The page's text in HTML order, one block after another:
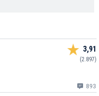
3,91
(2.897)
893